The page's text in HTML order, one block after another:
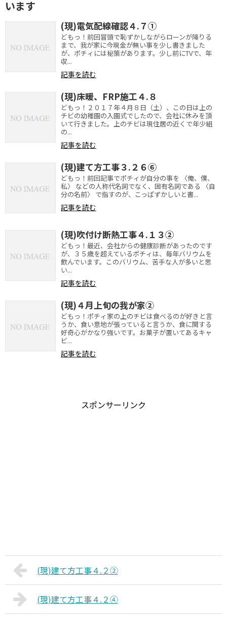
います
(現)電気配線確認４.７①
どもっ！前回冒頭で恥ずかしながらローンが降りる
まで、我が家に今現金が無い事を少し書きました
が、ポチィには秘策があります。少し前にTVで、年
収...
記事を読む
(現)床暖、FRP施工４.８
どもっ！２０１７年４月８日（土）、この日は上の
チビの幼稚園の入園式でしたので、会社に休みを頂
いて行きました。上のチビは現住居の近くで年少組
の...
記事を読む
(現)建て方工事３.２６⑥
どもっ！前回記事でポチィが自分の事を 〈俺、僕、
私〉 などの人称代名詞でなく、固有名詞である 〈自
分の名前〉 で指すのが、こっぱずかしいと書...
記事を読む
(現)吹付け断熱工事４.１３②
どもっ！最近、会社からの健康診断があったのです
が、３５歳を超えているポチィは、毎年バリウムを
飲んでいます。このバリウム、苦手な人が多いと思
い...
記事を読む
(現)４月上旬の我が家②
どもっ！ポチィ家の上のチビは食べるのが好きと言
うか、食い意地が張っていると言うか、食に関する
好奇心がかなり強いです。お菓子が置いてあるキャ
ビ...
記事を読む
スポンサーリンク
(現)建て方工事４.２②
(現)建て方工事４.２④